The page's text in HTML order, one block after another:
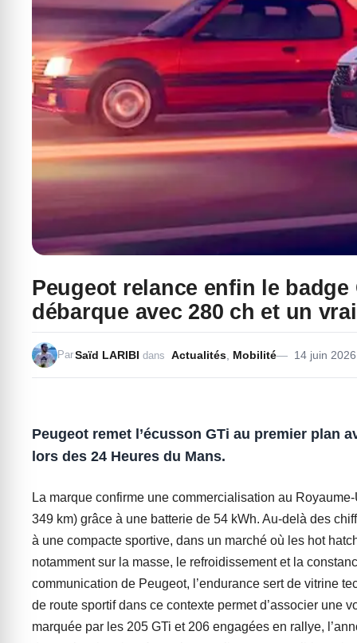
Peugeot relance enfin le
débarque avec 280 ch et un
14 juin 2026
ParSaïd LARIBI dans Actualités Mobilité
Peugeot remet l’écusson GTi au premier plan
lors des 24 Heures du Mans.
La marque confirme une commercialisation au
349 km) grâce à une batterie de 54 kWh. Au-delà des
à une compacte sportive, dans un marché où les hot
notamment sur la masse, le refroidissement et la
communication de Peugeot, l’endurance sert de vitrine
de route sportif dans ce contexte permet d’associer une
marquée par les 205 GTi et 206 engagées en rallye,